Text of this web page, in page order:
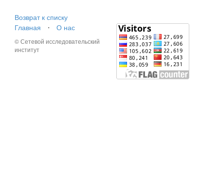
Возврат к списку
Главная
⋅ О нас
© Сетевой исследовательский
институт